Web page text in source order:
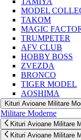
MODEL
TAKOM
MAGIC
TRUMPETER
AFV CLUB
HOBBY BOSS
ZVEZDA
BRONCO
TIGER MODEL
AOSHIMA
Kituri Avioane Militare
Militare Moderne
Kituri Avioane Militare
Kituri Avioane Militare